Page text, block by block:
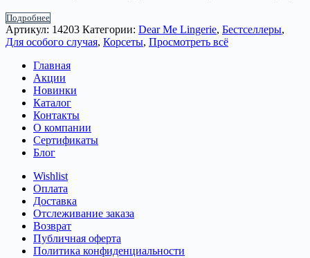
Подробнее
Артикул: 14203 Категории: Dear Me Lingerie, Бестселлеры,
Для особого случая, Корсеты, Просмотреть всё
Главная
Акции
Новинки
Каталог
Контакты
О компании
Сертификаты
Блог
Wishlist
Оплата
Доставка
Отслеживание заказа
Возврат
Публичная оферта
Политика конфиденциальности